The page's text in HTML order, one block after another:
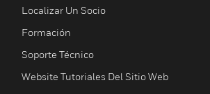
Localizar Un Socio
Formación
Soporte Técnico
Website Tutoriales Del Sitio Web